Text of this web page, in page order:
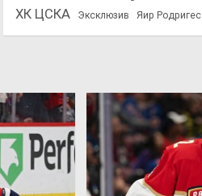
ХК ЦСКА Эксклюзив Яир Родригес